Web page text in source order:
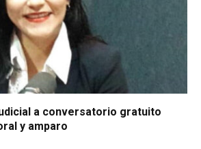
a conversatorio gratuito
y amparo